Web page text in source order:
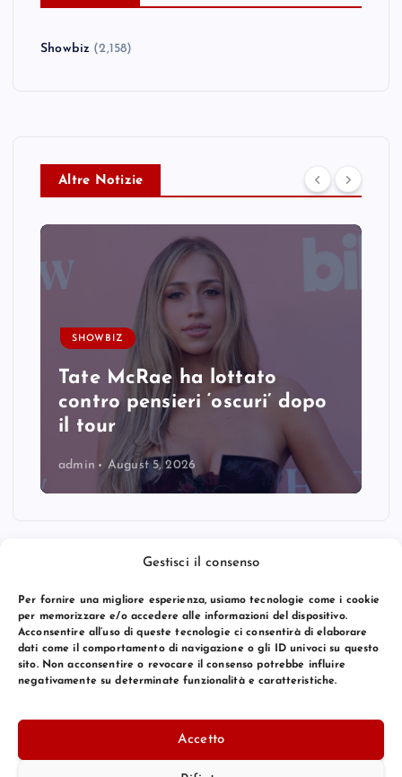
Gestisci il consenso
Per fornire una migliore esperienza, usiamo tecnologie come i cookie
per memorizzare e/o accedere alle informazioni del dispositivo.
Acconsentire all’uso di queste tecnologie ci consentirà di elaborare
dati come il comportamento di navigazione o gli ID univoci su questo
sito. Non acconsentire o revocare il consenso potrebbe influire
negativamente su determinate funzionalità e caratteristiche.
Accetto
Showbiz (2,158)
Altre Notizie
SHOWBIZ
Tate McRae ha lottato
contro pensieri ‘oscuri’ dopo
il tour
admin August 5, 2026